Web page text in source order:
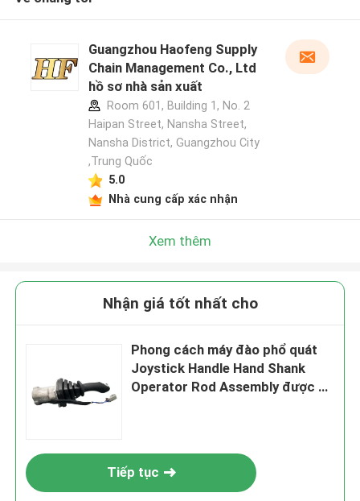
Guangzhou Haofeng Supply
Chain Management Co., Ltd
hồ sơ nhà sản xuất
Room 601, Building 1, No. 2
Haipan Street, Nansha Street,
Nansha District, Guangzhou City
,Trung Quốc
5.0
Nhà cung cấp xác nhận
Xem thêm
Nhận giá tốt nhất cho
Phong cách máy đào phổ quát
Joystick Handle Hand Shank
Operator Rod Assembly được sử
Tiếp tục